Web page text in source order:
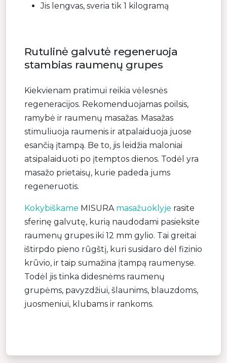
Jis lengvas, sveria tik 1 kilogramą
Rutulinė galvutė regeneruoja
stambias raumenų grupes
Kiekvienam pratimui reikia vėlesnės
regeneracijos. Rekomenduojamas poilsis,
ramybė ir raumenų masažas. Masažas
stimuliuoja raumenis ir atpalaiduoja juose
esančią įtampą. Be to, jis leidžia maloniai
atsipalaiduoti po įtemptos dienos. Todėl yra
masažo prietaisų, kurie padeda jums
regeneruotis.
Kokybiškame MISURA masažuoklyje rasite
sferinę galvutę, kurią naudodami pasieksite
raumenų grupes iki 12 mm gylio. Tai greitai
ištirpdo pieno rūgštį, kuri susidaro dėl fizinio
krūvio, ir taip sumažina įtampą raumenyse.
Todėl jis tinka didesnėms raumenų
grupėms, pavyzdžiui, šlaunims, blauzdoms,
juosmeniui, klubams ir rankoms.